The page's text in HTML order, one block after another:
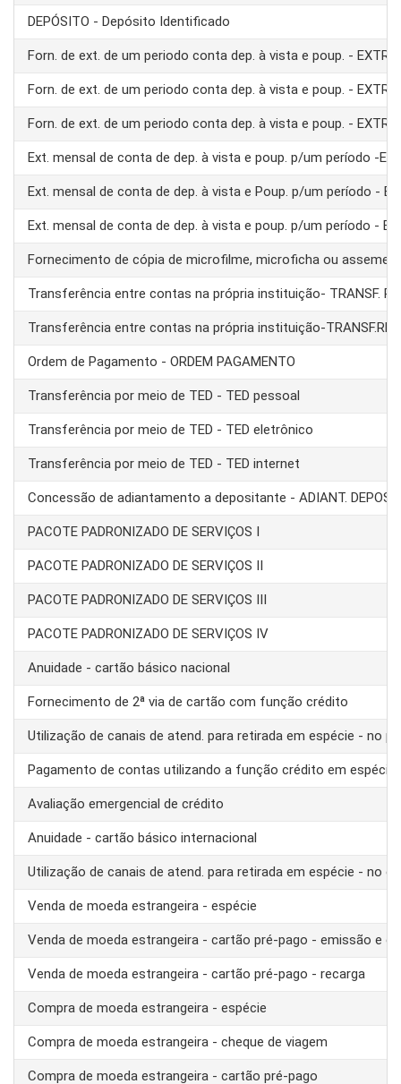
DEPÓSITO - Depósito Identificado
Forn. de ext. de um periodo conta dep. à vista e poup. -
Forn. de ext. de um periodo conta dep. à vista e poup. -
Forn. de ext. de um periodo conta dep. à vista e poup. -
Ext. mensal de conta de dep. à vista e poup. p/um período -
Ext. mensal de conta de dep. à vista e Poup. p/um período -
Ext. mensal de conta de dep. à vista e poup. p/um período -
Fornecimento de cópia de microfilme, microficha ou
Transferência entre contas na própria instituição- TRANSF.
Transferência entre contas na própria instituição-
Ordem de Pagamento - ORDEM PAGAMENTO
Transferência por meio de TED - TED pessoal
Transferência por meio de TED - TED eletrônico
Transferência por meio de TED - TED internet
Concessão de adiantamento a depositante - ADIANT.
PACOTE PADRONIZADO DE SERVIÇOS I
PACOTE PADRONIZADO DE SERVIÇOS II
PACOTE PADRONIZADO DE SERVIÇOS III
PACOTE PADRONIZADO DE SERVIÇOS IV
Anuidade - cartão básico nacional
Fornecimento de 2ª via de cartão com função crédito
Utilização de canais de atend. para retirada em espécie - no
Pagamento de contas utilizando a função crédito em espécie
Avaliação emergencial de crédito
Anuidade - cartão básico internacional
Utilização de canais de atend. para retirada em espécie - no
Venda de moeda estrangeira - espécie
Venda de moeda estrangeira - cartão pré-pago - emissão e
Venda de moeda estrangeira - cartão pré-pago - recarga
Compra de moeda estrangeira - espécie
Compra de moeda estrangeira - cheque de viagem
Compra de moeda estrangeira - cartão pré-pago